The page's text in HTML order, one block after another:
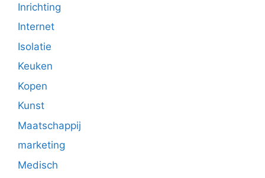
Inrichting
Internet
Isolatie
Keuken
Kopen
Kunst
Maatschappij
marketing
Medisch